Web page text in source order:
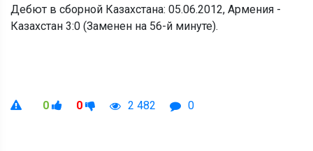
Дебют в сборной Казахстана: 05.06.2012, Армения -
Казахстан 3:0 (Заменен на 56-й минуте).
0 0 2 482 0